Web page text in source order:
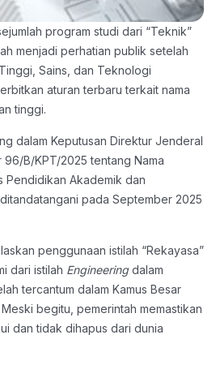
program studi dari “Teknik”
menjadi perhatian publik setelah
Sains, dan Teknologi
aturan terbaru terkait nama
tinggi.
dalam Keputusan Direktur Jenderal
B/KPT/2025 tentang Nama
Pendidikan Akademik dan
pada September 2025
penggunaan istilah “Rekayasa”
dari istilah Engineeringdalam
tercantum dalam Kamus Besar
begitu, pemerintah memastikan
dan tidak dihapus dari dunia